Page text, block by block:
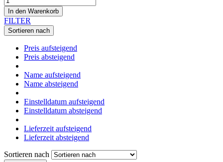
In den Warenkorb
FILTER
Sortieren nach
Preis aufsteigend
Preis absteigend
Name aufsteigend
Name absteigend
Einstelldatum aufsteigend
Einstelldatum absteigend
Lieferzeit aufsteigend
Lieferzeit absteigend
Sortieren nach